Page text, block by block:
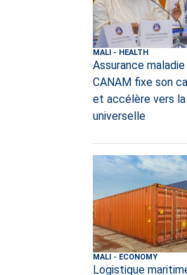
MALI - HEALTH
Assurance
CANAM fixe son
et accélère vers
universelle
MALI - ECONOMY
Logistique